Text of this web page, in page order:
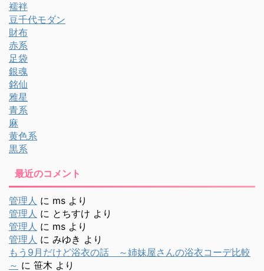
襦袢
豆千代モダン
財布
赤系
足袋
銀魂
銘仙
雅星
青系
麻
黄色系
黒系
最近のコメント
管理人 に ms より
管理人 に とちすけ より
管理人 に ms より
管理人 に みゆき より
もう9月だけど浴衣の話 ～姉妹屋さんの浴衣コーデ比較
～ に 笹木 より